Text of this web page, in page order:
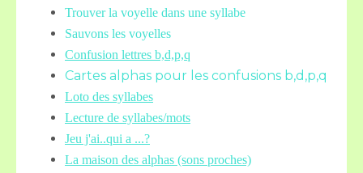
Trouver la voyelle dans une syllabe
Sauvons les voyelles
Confusion lettres b,d,p,q
Cartes alphas pour les confusions b,d,p,q
Loto des syllabes
Lecture de syllabes/mots
Jeu j'ai..qui a ...?
La maison des alphas (sons proches)